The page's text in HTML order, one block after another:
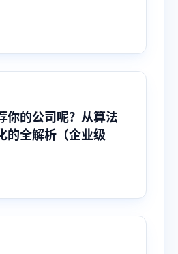
你的公司呢？从算法
的全解析（企业级